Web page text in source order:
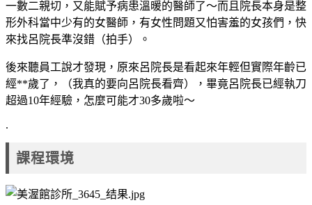
一數二親切，又能賦予病患溫暖的醫師了～而且院長本身是整
形外科當中少有的女醫師，有女性問題又怕害羞的女孩們，快
來找呂院長準沒錯（拍手）。
後來聽員工說才發現，原來呂院長是看起來年輕但實際年齡已
經**歲了，（我真的要向呂院長看齊），畢竟呂院長已經執刀
超過10年經驗，怎麼可能才30多歲啦～
.
課程環境